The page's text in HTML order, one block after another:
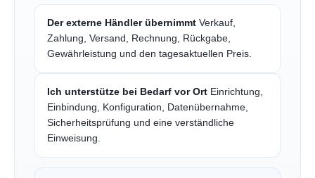
Der externe Händler übernimmt Verkauf,
Zahlung, Versand, Rechnung, Rückgabe,
Gewährleistung und den tagesaktuellen Preis.
Ich unterstütze bei Bedarf vor Ort Einrichtung,
Einbindung, Konfiguration, Datenübernahme,
Sicherheitsprüfung und eine verständliche
Einweisung.